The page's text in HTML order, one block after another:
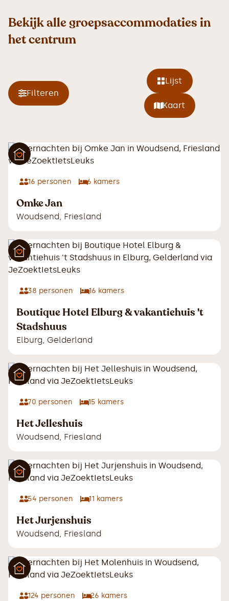
Bekijk alle groepsaccommodaties in
het centrum
Filteren
Lijst
Kaart
16 personen 6 kamers
Omke Jan
Woudsend, Friesland
38 personen 16 kamers
Boutique Hotel Elburg & vakantiehuis 't
Stadshuus
Elburg, Gelderland
70 personen 15 kamers
Het Jelleshuis
Woudsend, Friesland
54 personen 11 kamers
Het Jurjenshuis
Woudsend, Friesland
124 personen 26 kamers